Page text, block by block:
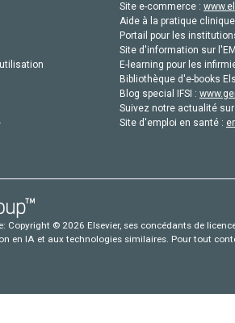
Site e-commerce :
Aide à la pratique
Portail pour les
Site d'information sur
E-learning pour les
Bibliothèque d'e-books
Blog special IFSI :
Suivez notre actualité
Site d'emploi en santé :
Copyright © 2026 Elsevier, ses concédants de
en IA et aux technologies similaires. Pour tout